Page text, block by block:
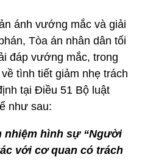
ánh vướng mắc và giải
Tòa án nhân dân tối
đáp vướng mắc, trong
tình tiết giảm nhẹ trách
tại Điều 51 Bộ luật
như sau:
nhiệm hình sự “Người
với cơ quan có trách